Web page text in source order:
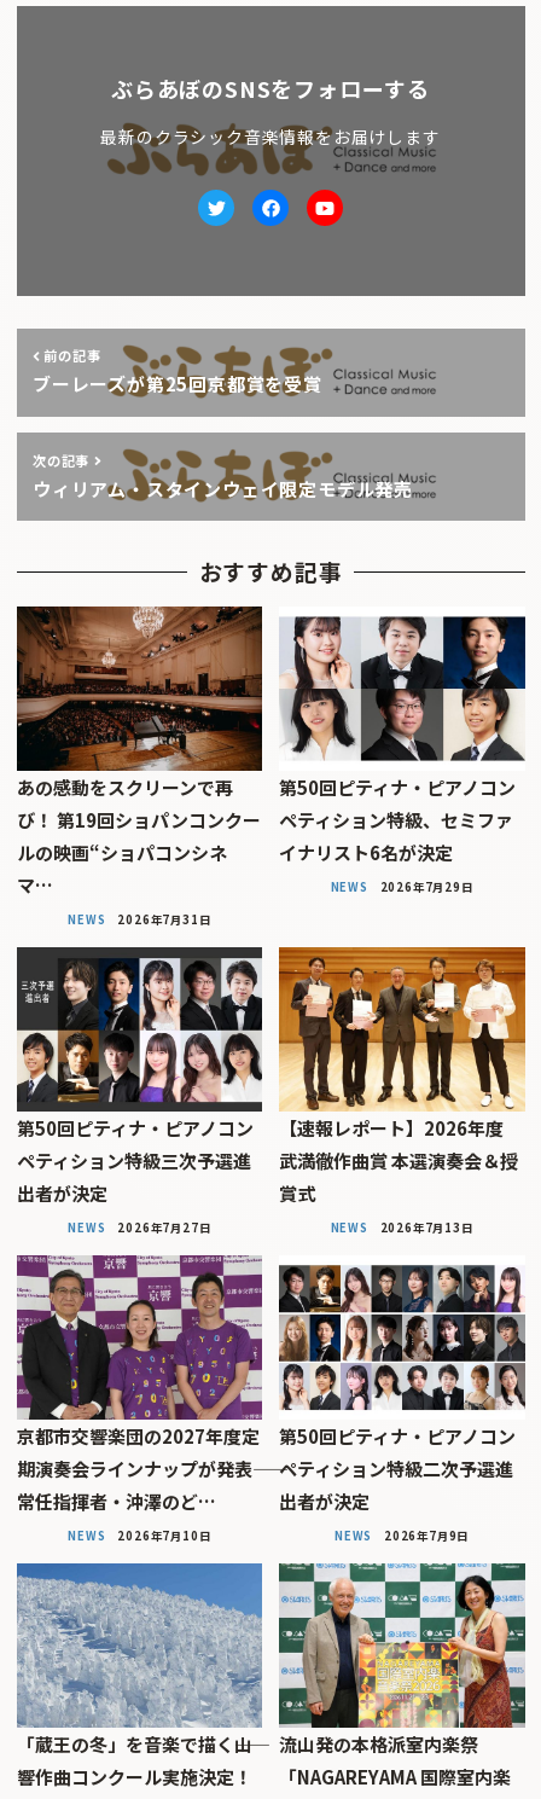
ぶらあぼのSNSをフォローする
最新のクラシック音楽情報をお届けします
TwitterfacebookYoutube
前の記事
ブーレーズが第25回京都賞を受賞
次の記事
ウィリアム・スタインウェイ限定モデル発売
おすすめ記事
あの感動をスクリーンで再
び！ 第19回ショパンコンクー
ルの映画“ショパコンシネ
マ…
NEWS 2026年7月31日
第50回ピティナ・ピアノコン
ペティション特級、セミファ
イナリスト6名が決定
NEWS 2026年7月29日
第50回ピティナ・ピアノコン
ペティション特級三次予選進
出者が決定
NEWS 2026年7月27日
【速報レポート】2026年度
武満徹作曲賞 本選演奏会＆授
賞式
NEWS 2026年7月13日
京都市交響楽団の2027年度定
期演奏会ラインナップが発表――
常任指揮者・沖澤のど…
NEWS 2026年7月10日
第50回ピティナ・ピアノコン
ペティション特級二次予選進
出者が決定
NEWS 2026年7月9日
「蔵王の冬」を音楽で描く――山
響作曲コンクール実施決定！
流山発の本格派室内楽祭
「NAGAREYAMA 国際室内楽